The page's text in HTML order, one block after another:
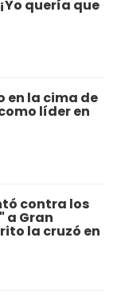
quería que
en la cima de
líder en
contra los
a Gran
la cruzó en